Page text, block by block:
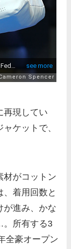
再現してい
ケットで、
材がコットン
着用回数と
が進み、かな
。所有する3
全豪オープン